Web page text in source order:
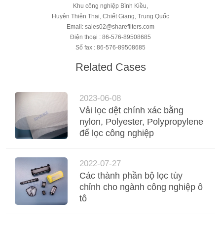
Khu công nghiệp Bình Kiều,
Huyện Thiên Thai, Chiết Giang, Trung Quốc
Email: sales02@sharefilters.com
Điện thoại : 86-576-89508685
Số fax : 86-576-89508685
Related Cases
2023-06-08
Vải lọc dệt chính xác bằng
nylon, Polyester, Polypropylene
để lọc công nghiệp
2022-07-27
Các thành phần bộ lọc tùy
chỉnh cho ngành công nghiệp ô
tô